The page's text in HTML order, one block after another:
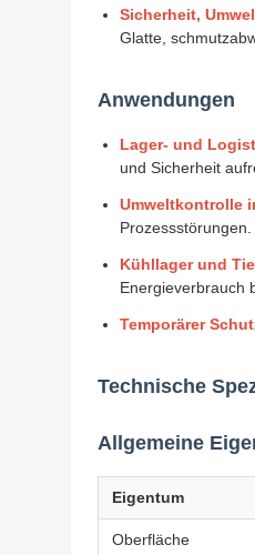
Sicherheit,
Glatte,
Anwendungen
Lager- und
und Sicherheit
Umweltkontrolle
Prozessstörungen.
Kühllager und
Energieverbrauch
Temporärer
Technische
Allgemeine
Eigentum
Oberfläche